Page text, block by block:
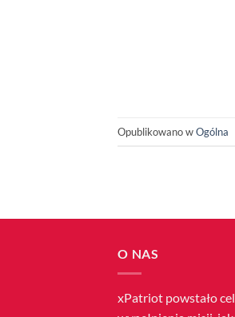
Opublikowano wOgólna
O NAS
xPatriot powstało